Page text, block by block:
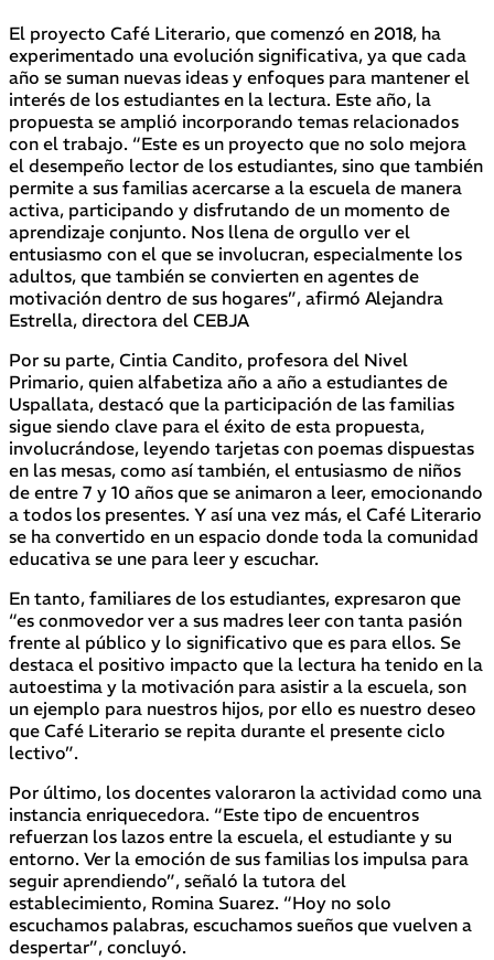
El proyecto Café Literario, que comenzó en 2018, ha
experimentado una evolución significativa, ya que cada
año se suman nuevas ideas y enfoques para mantener el
interés de los estudiantes en la lectura. Este año, la
propuesta se amplió incorporando temas relacionados
con el trabajo. “Este es un proyecto que no solo mejora
el desempeño lector de los estudiantes, sino que también
permite a sus familias acercarse a la escuela de manera
activa, participando y disfrutando de un momento de
aprendizaje conjunto. Nos llena de orgullo ver el
entusiasmo con el que se involucran, especialmente los
adultos, que también se convierten en agentes de
motivación dentro de sus hogares”, afirmó Alejandra
Estrella, directora del CEBJA
Por su parte, Cintia Candito, profesora del Nivel
Primario, quien alfabetiza año a año a estudiantes de
Uspallata, destacó que la participación de las familias
sigue siendo clave para el éxito de esta propuesta,
involucrándose, leyendo tarjetas con poemas dispuestas
en las mesas, como así también, el entusiasmo de niños
de entre 7 y 10 años que se animaron a leer, emocionando
a todos los presentes. Y así una vez más, el Café Literario
se ha convertido en un espacio donde toda la comunidad
educativa se une para leer y escuchar.
En tanto, familiares de los estudiantes, expresaron que
“es conmovedor ver a sus madres leer con tanta pasión
frente al público y lo significativo que es para ellos. Se
destaca el positivo impacto que la lectura ha tenido en la
autoestima y la motivación para asistir a la escuela, son
un ejemplo para nuestros hijos, por ello es nuestro deseo
que Café Literario se repita durante el presente ciclo
lectivo”.
Por último, los docentes valoraron la actividad como una
instancia enriquecedora. “Este tipo de encuentros
refuerzan los lazos entre la escuela, el estudiante y su
entorno. Ver la emoción de sus familias los impulsa para
seguir aprendiendo”, señaló la tutora del
establecimiento, Romina Suarez. “Hoy no solo
escuchamos palabras, escuchamos sueños que vuelven a
despertar”, concluyó.